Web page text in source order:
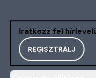
Iratkozz fel
REGISZTRÁLJ